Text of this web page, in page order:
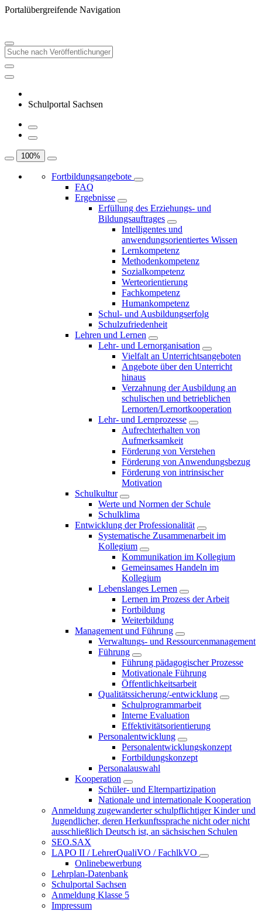
Portalübergreifende Navigation
Schulportal Sachsen
100%
Fortbildungsangebote
FAQ
Ergebnisse
Erfüllung des Erziehungs- und
Bildungsauftrages
Intelligentes und
anwendungsorientiertes Wissen
Lernkompetenz
Methodenkompetenz
Sozialkompetenz
Werteorientierung
Fachkompetenz
Humankompetenz
Schul- und Ausbildungserfolg
Schulzufriedenheit
Lehren und Lernen
Lehr- und Lernorganisation
Vielfalt an Unterrichtsangeboten
Angebote über den Unterricht
hinaus
Verzahnung der Ausbildung an
schulischen und betrieblichen
Lernorten/Lernortkooperation
Lehr- und Lernprozesse
Aufrechterhalten von
Aufmerksamkeit
Förderung von Verstehen
Förderung von Anwendungsbezug
Förderung von intrinsischer
Motivation
Schulkultur
Werte und Normen der Schule
Schulklima
Entwicklung der Professionalität
Systematische Zusammenarbeit im
Kollegium
Kommunikation im Kollegium
Gemeinsames Handeln im
Kollegium
Lebenslanges Lernen
Lernen im Prozess der Arbeit
Fortbildung
Weiterbildung
Management und Führung
Verwaltungs- und Ressourcenmanagement
Führung
Führung pädagogischer Prozesse
Motivationale Führung
Öffentlichkeitsarbeit
Qualitätssicherung/-entwicklung
Schulprogrammarbeit
Interne Evaluation
Effektivitätsorientierung
Personalentwicklung
Personalentwicklungskonzept
Fortbildungskonzept
Personalauswahl
Kooperation
Schüler- und Elternpartizipation
Nationale und internationale Kooperation
Anmeldung zugewanderter schulpflichtiger Kinder und
Jugendlicher, deren Herkunftssprache nicht oder nicht
ausschließlich Deutsch ist, an sächsischen Schulen
SEO.SAX
LAPO II / LehrerQualiVO / FachlkVO
Onlinebewerbung
Lehrplan-Datenbank
Schulportal Sachsen
Anmeldung Klasse 5
Impressum